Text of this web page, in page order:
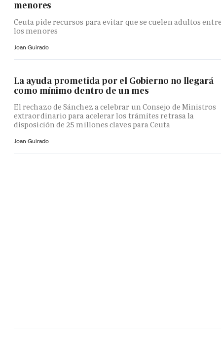
menores
Ceuta pide recursos para evitar que se cuelen adultos
los menores
Joan Guirado
La ayuda prometida por el Gobierno no llegará
como mínimo dentro de un mes
El rechazo de Sánchez a celebrar un Consejo de Ministros
extraordinario para acelerar los trámites retrasa la
disposición de 25 millones claves para Ceuta
Joan Guirado